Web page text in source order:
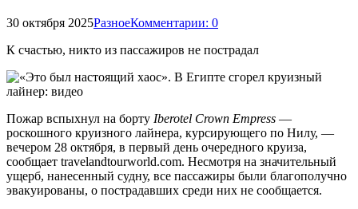
30 октября 2025РазноеКомментарии: 0
К счастью, никто из пассажиров не пострадал
Пожар вспыхнул на борту Iberotel Crown Empress —
роскошного круизного лайнера, курсирующего по Нилу, —
вечером 28 октября, в первый день очередного круиза,
сообщает travelandtourworld.com. Несмотря на значительный
ущерб, нанесенный судну, все пассажиры были благополучно
эвакуированы, о пострадавших среди них не сообщается.